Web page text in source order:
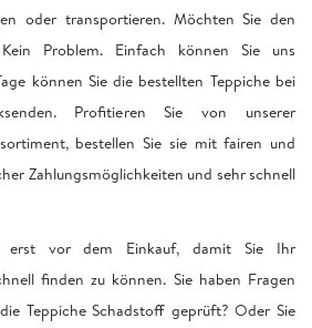
oder transportieren. Möchten Sie den
Problem. Einfach können Sie uns
können Sie die bestellten Teppiche bei
Profitieren Sie von unserer
bestellen Sie sie mit fairen und
Zahlungsmöglichkeiten und sehr schnell
erst vor dem Einkauf, damit Sie Ihr
finden zu können. Sie haben Fragen
Teppiche Schadstoff geprüft? Oder Sie